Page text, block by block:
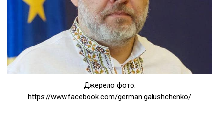
Джерело фото:
https://www.facebook.com/german.galushchenko/